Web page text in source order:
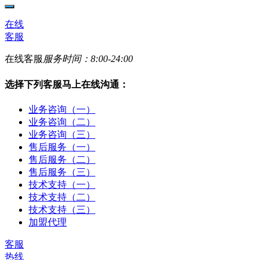
在线
客服
在线客服服务时间：8:00-24:00
选择下列客服马上在线沟通：
业务咨询（一）
业务咨询（二）
业务咨询（三）
售后服务（一）
售后服务（二）
售后服务（三）
技术支持（一）
技术支持（二）
技术支持（三）
加盟代理
客服
热线